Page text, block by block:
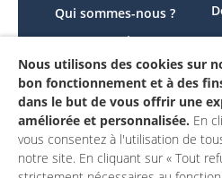
Qui sommes-nous ?
Le projet
Contactez-nous
Mon compte
Nous utilisons des cookies sur
bon fonctionnement et à des
dans le but de vous offrir une
améliorée et personnalisée. En
vous consentez à l'utilisation de
notre site. En cliquant sur « Tout